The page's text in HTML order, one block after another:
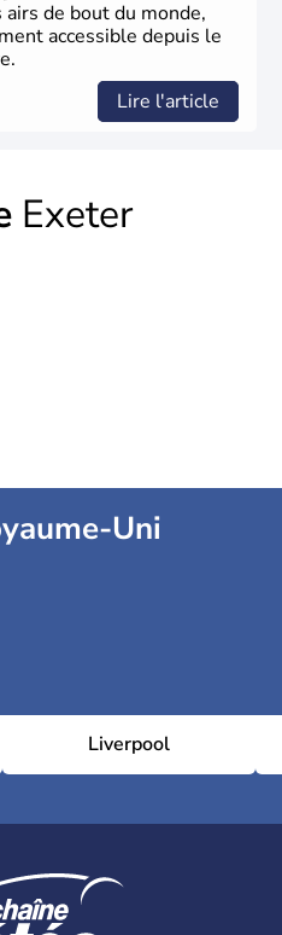
de bout du monde,
accessible depuis le
Lire l'article
Exeter
Uni
Liverpool